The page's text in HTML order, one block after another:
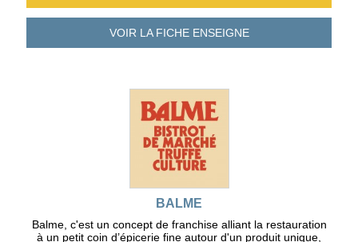
VOIR LA FICHEENSEIGNE
BALME
Balme, c'est un concept de franchise alliant la restauration
à un petit coin d’épicerie fine autour d'un produit unique,